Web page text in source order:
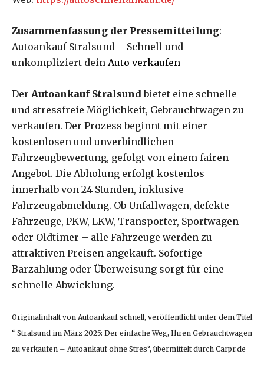
Zusammenfassung der Pressemitteilung:
Autoankauf Stralsund – Schnell und
unkompliziert dein Auto verkaufen
Der Autoankauf Stralsund bietet eine schnelle
und stressfreie Möglichkeit, Gebrauchtwagen zu
verkaufen. Der Prozess beginnt mit einer
kostenlosen und unverbindlichen
Fahrzeugbewertung, gefolgt von einem fairen
Angebot. Die Abholung erfolgt kostenlos
innerhalb von 24 Stunden, inklusive
Fahrzeugabmeldung. Ob Unfallwagen, defekte
Fahrzeuge, PKW, LKW, Transporter, Sportwagen
oder Oldtimer – alle Fahrzeuge werden zu
attraktiven Preisen angekauft. Sofortige
Barzahlung oder Überweisung sorgt für eine
schnelle Abwicklung.
Originalinhalt von Autoankauf schnell, veröffentlicht unter dem Titel
“ Stralsund im März 2025: Der einfache Weg, Ihren Gebrauchtwagen
zu verkaufen – Autoankauf ohne Stres“, übermittelt durch Carpr.de